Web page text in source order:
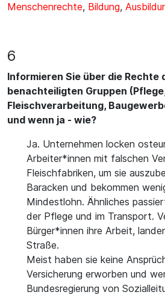
Menschenrechte, Bildung,
6
Informieren Sie über die Rechte
benachteiligten Gruppen
Fleischverarbeitung,
und wenn ja - wie?
Ja. Unternehmen locken
Arbeiter*innen mit falschen
Fleischfabriken, um sie
Baracken und bekommen
Mindestlohn. Ähnliches
der Pflege und im Transport.
Bürger*innen ihre Arbeit,
Straße.
Meist haben sie keine
Versicherung erworben und
Bundesregierung von